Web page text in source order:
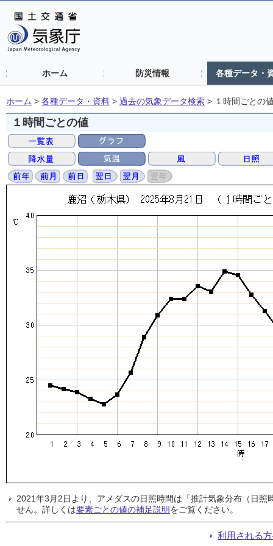
ホーム 防災情報 各種データ・
ホーム > 各種データ・資料 > 過去の気象データ検索 > １時間ごとの
１時間ごとの値
2021年3月2日より、アメダスの日照時間は「推計気象分布（日
せん。詳しくは要素ごとの値の補足説明をご覧ください。
利用される